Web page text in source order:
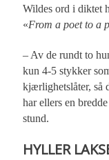
Wildes ord i diktet
«From a poet to a
– Av de rundt to
kun 4-5 stykker
kjærlighetslåter, så
har ellers en
stund.
HYLLER